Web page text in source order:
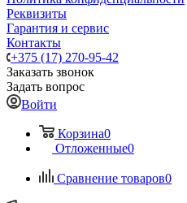
Реквизиты
Гарантия и сервис
Контакты
+375 (17) 270-95-42
Заказать звонок
Задать вопрос
Войти
Корзина0
Отложенные0
Сравнение товаров0